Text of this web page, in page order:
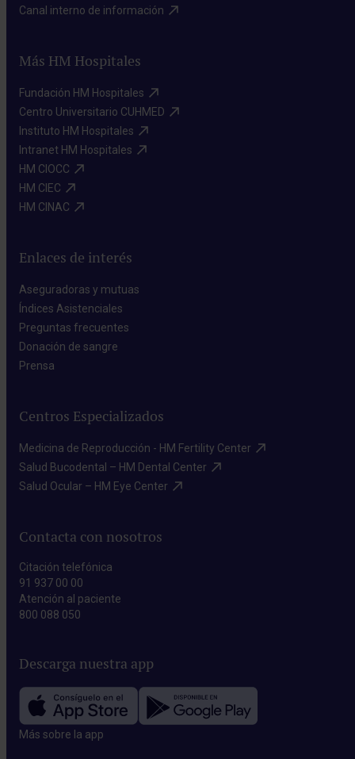
Canal interno de información​
Más HM Hospitales
Fundación HM Hospitales​
Centro Universitario CUHMED​
Instituto HM Hospitales​
Intranet HM Hospitales​
HM CIOCC​
HM CIEC​
HM CINAC​
Enlaces de interés
Aseguradoras y mutuas​
Índices Asistenciales​
Preguntas frecuentes​
Donación de sangre​
Prensa​
Centros Especializados
Medicina de Reproducción - HM Fertility Center​
Salud Bucodental – HM Dental Center​
Salud Ocular – HM Eye Center​
Contacta con nosotros
Citación telefónica
91 937 00 00
Atención al paciente
800 088 050
Descarga nuestra app
Más sobre la app​